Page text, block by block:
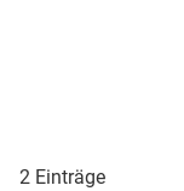
2 Einträge